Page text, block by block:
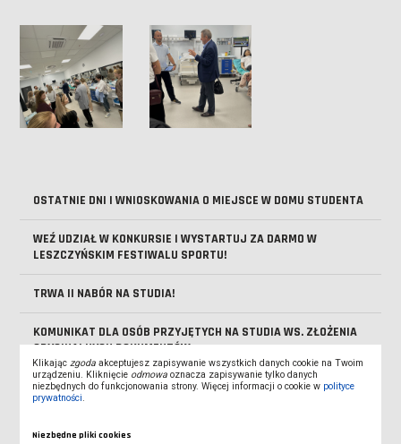
OSTATNIE DNI I WNIOSKOWANIA O MIEJSCE W DOMU STUDENTA
WEŹ UDZIAŁ W KONKURSIE I WYSTARTUJ ZA DARMO W
LESZCZYŃSKIM FESTIWALU SPORTU!
TRWA II NABÓR NA STUDIA!
KOMUNIKAT DLA OSÓB PRZYJĘTYCH NA STUDIA WS. ZŁOŻENIA
ORYGINALNYCH DOKUMENTÓW
KOMUNIKAT UCZELNIANEJ KOMISJI REKRUTACYJNEJ WS.
URUCHOMIENIA KIERUNKÓW
Klikajączgoda akceptujesz zapisywanie wszystkich danych cookie na Twoim
urządzeniu. Kliknięcie odmowa oznacza zapisywanie tylko danych
niezbędnych do funkcjonowania strony. Więcej informacji o cookie w polityce
prywatności.
Niezbędne pliki cookies